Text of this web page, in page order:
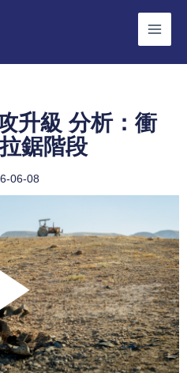
升級 分析：衝
鋸階段
06-08
Play